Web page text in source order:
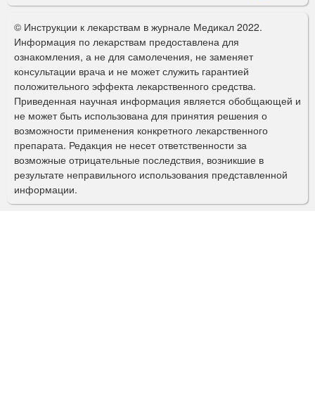
о
р
м
а
п
о
и
с
к
© Инструкции к лекарствам в журнале Медикал 2022.
Информация по лекарствам предоставлена для
ознакомления, а не для самолечения, не заменяет
консультации врача и не может служить гарантией
положительного эффекта лекарственного средства.
Приведенная научная информация является обобщающей и
не может быть использована для принятия решения о
возможности применения конкретного лекарственного
препарата. Редакция не несет ответственности за
возможные отрицательные последствия, возникшие в
результате неправильного использования представленной
информации.